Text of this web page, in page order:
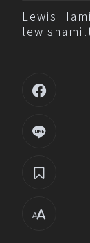
Lewis